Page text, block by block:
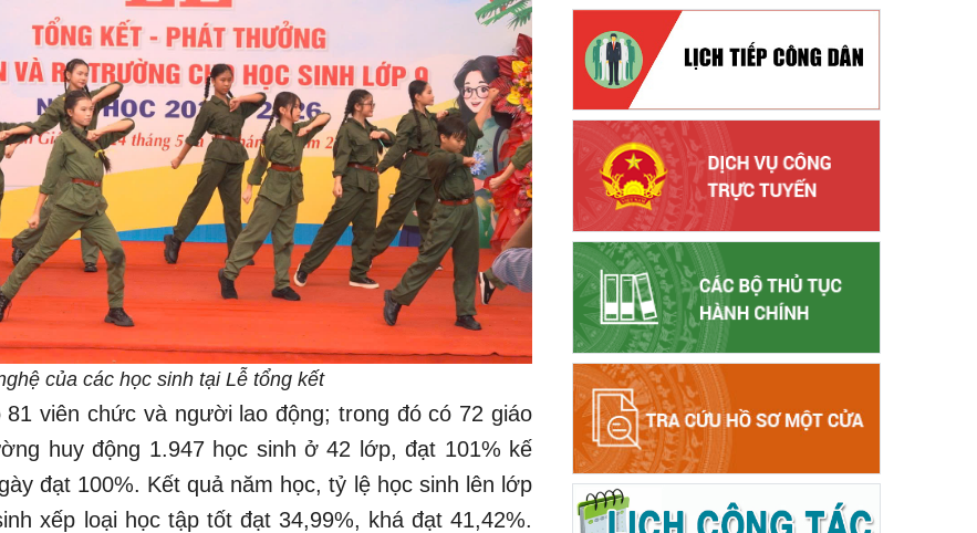
của các học sinh tại Lễ tổng kết
viên chức và người lao động; trong đó có 72 giáo
huy động 1.947 học sinh ở 42 lớp, đạt 101% kế
đạt 100%. Kết quả năm học, tỷ lệ học sinh lên lớp
xếp loại học tập tốt đạt 34,99%, khá đạt 41,42%.